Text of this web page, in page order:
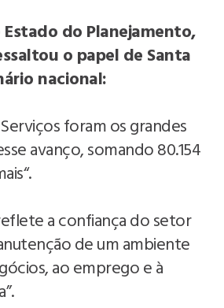
do Planejamento,
o papel de Santa
nacional:
foram os grandes
avanço, somando 80.154
a confiança do setor
de um ambiente
ao emprego e à